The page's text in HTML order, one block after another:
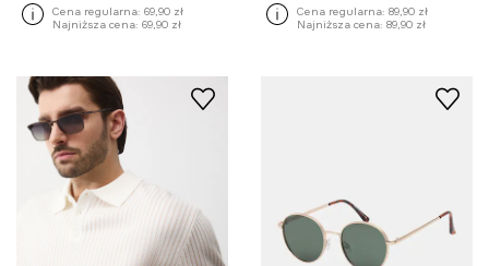
Cena regularna: 69,90 zł
Najniższa cena: 69,90 zł
Cena regularna: 89,90 zł
Najniższa cena: 89,90 zł